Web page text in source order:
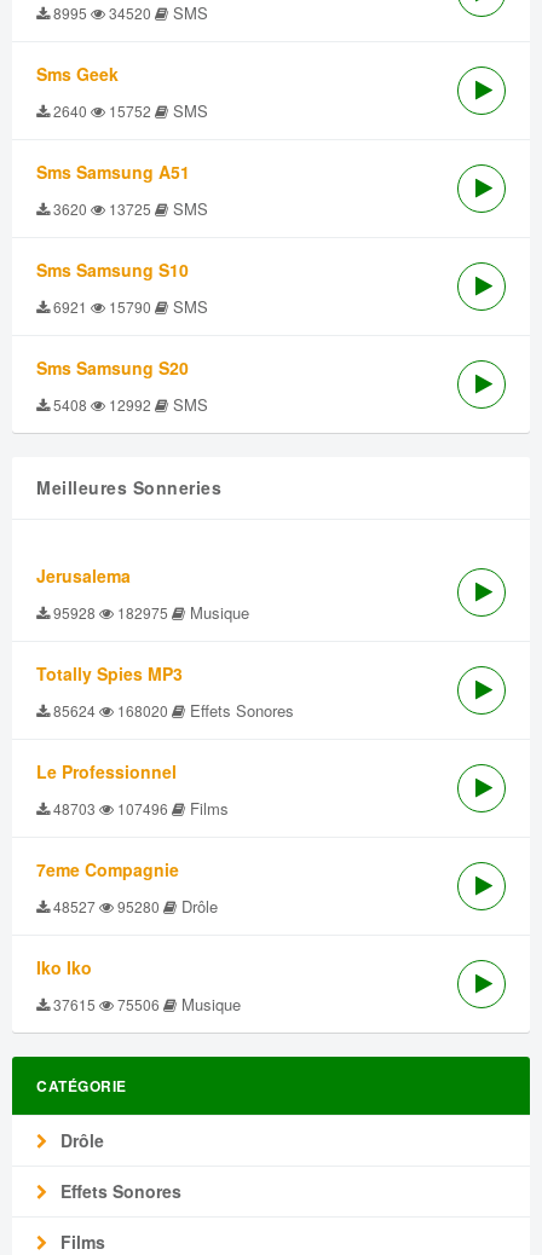
8995 34520 SMS
Sms Geek
2640 15752 SMS
Sms Samsung A51
3620 13725 SMS
Sms Samsung S10
6921 15790 SMS
Sms Samsung S20
5408 12992 SMS
Meilleures Sonneries
Jerusalema
95928 182975 Musique
Totally Spies MP3
85624 168020 Effets Sonores
Le Professionnel
48703 107496 Films
7eme Compagnie
48527 95280 Drôle
Iko Iko
37615 75506 Musique
CATÉGORIE
Drôle
Effets Sonores
Films